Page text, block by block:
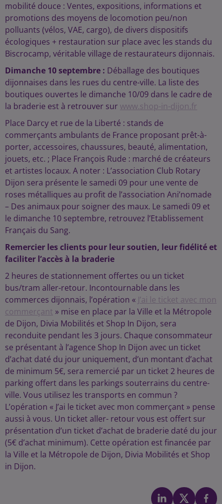
mobilité douce : Ventes, expositions, informations et
promotions des moyens de locomotion peu/non
polluants (vélos, VAE, cargo), de divers dispositifs
écologiques + restauration sur place avec les stands du
Biscrocamp, véritable village de restaurateurs dijonnais.
Dimanche 10 septembre : Déballage des boutiques
dijonnaises dans les rues du centre-ville. La liste des
boutiques ouvertes le dimanche 10/09 dans le cadre de
la braderie est à retrouver sur www.shop-in-dijon.fr
Place Darcy et rue de la Liberté : stands de
commerçants ambulants de France proposant prêt-à-
porter, accessoires, chaussures, beauté, alimentation,
jouets, etc. ; Place François Rude : marché de créateurs
et artistes locaux. A noter : L’association Club Rotary
Dijon sera présente le samedi 09 pour une vente de
roses métalliques au profit de l’association Ani’nomade
– Des animaux pour soigner des maux. Le samedi 09 et
le dimanche 10 septembre, retrouvez l’Etablissement
Français du Sang.
Remercier les clients pour leur soutien, leur fidélité et
faciliter l’accès à la braderie
2 heures de stationnement offertes ou un ticket
bus/tram aller-retour. Incontournable dans les
commerces dijonnais, l’opération « J’ai le ticket avec mon
commerçant » mise en place par la Ville et la Métropole
de Dijon, Divia Mobilités et Shop In Dijon, sera
reconduite pendant les 3 jours. Chaque consommateur
se présentant à l’agence Shop In Dijon avec un ticket
d’achat daté du jour uniquement, d’un montant d’achat
de minimum 5€, sera remercié par un ticket 2 heures de
parking offert dans les parkings souterrains du centre-
ville. Vous utilisez les transports en commun ?
L’opération « J’ai le ticket avec mon commerçant » pense
aussi à vous. Un ticket aller- retour vous est offert sur
présentation d’un ticket d’achat de braderie daté du jour
(5€ d’achat minimum). Cette opération est financée par
la Ville et la Métropole de Dijon, Divia Mobilités et Shop
in Dijon.